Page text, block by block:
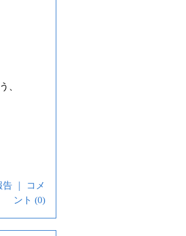
、
告
コメ
ント (0)